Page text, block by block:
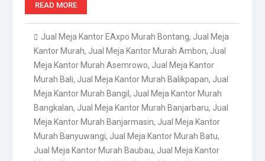
READ MORE
Jual Meja Kantor EAxpo Murah Bontang, Jual Meja
Kantor Murah, Jual Meja Kantor Murah Ambon, Jual
Meja Kantor Murah Asemrowo, Jual Meja Kantor
Murah Bali, Jual Meja Kantor Murah Balikpapan, Jual
Meja Kantor Murah Bangil , Jual Meja Kantor Murah
Bangkalan, Jual Meja Kantor Murah Banjarbaru, Jual
Meja Kantor Murah Banjarmasin, Jual Meja Kantor
Murah Banyuwangi, Jual Meja Kantor Murah Batu,
Jual Meja Kantor Murah Baubau, Jual Meja Kantor